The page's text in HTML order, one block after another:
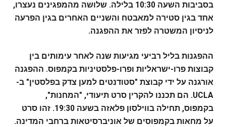
בסביבות השעה 10:30 בלילה. שלושה מהמפגינים נעצרו,
אחד בגין סטירה למאבטח והשניים האחרים בגין הפרעה
לניסיון המשטרה לפזר את ההפגנה.
ההפגנות בליל רביעי מגיעות שנה לאחר עימותים בין
קבוצות פרו-ישראליות ופרו-פלסטיניות בקמפוס. ההפגנה
אורגנה על ידי קבוצת "סטודנטים למען צדק בפלסטין" ב-
UCLA. הם תכננו להקרין סרט תיעודי, "המחנות",
בקמפוס, תחילה בווילסון פלאזה בשעה 19:30. זהו סרט
על מחאות בקמפוסים של אוניברסיטאות ברחבי המדינה.